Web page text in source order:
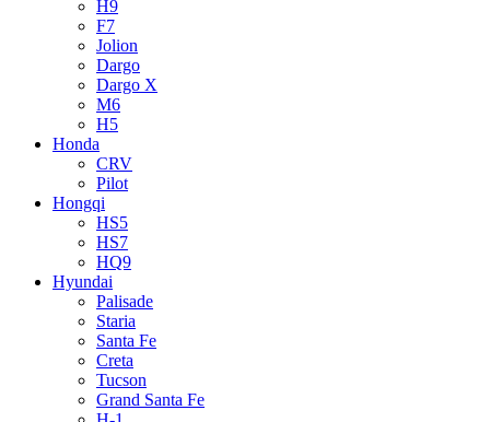
H9
F7
Jolion
Dargo
Dargo X
M6
H5
Honda
CRV
Pilot
Hongqi
HS5
HS7
HQ9
Hyundai
Palisade
Staria
Santa Fe
Creta
Tucson
Grand Santa Fe